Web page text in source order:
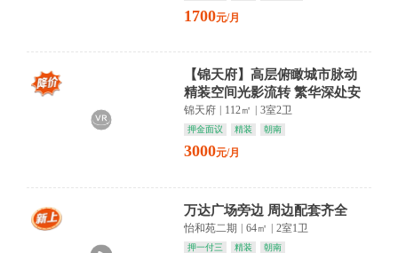
1700元/月
【锦天府】高层俯瞰城市脉动
精装空间光影流转 繁华深处安
放身心
锦天府 112㎡ 3室2卫
押金面议 精装 朝南
3000元/月
万达广场旁边 周边配套齐全
怡和苑二期 64㎡ 2室1卫
押一付三 精装 朝南